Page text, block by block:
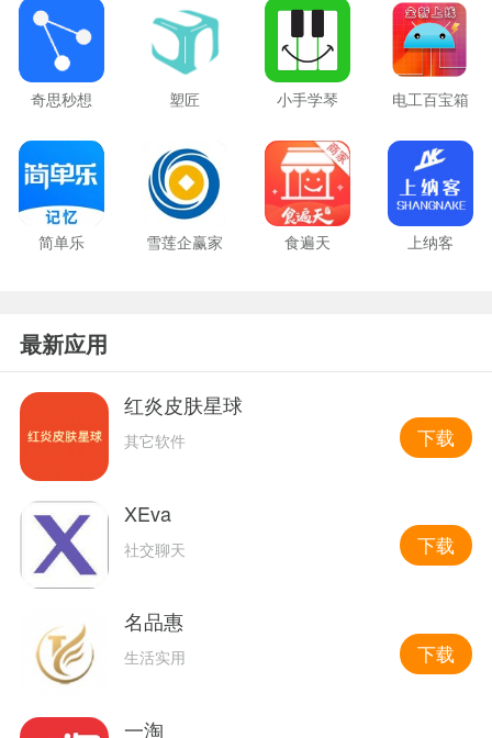
奇思秒想 塑匠 小手学琴 电工百宝箱
简单乐 雪莲企赢家 食遍天 上纳客
最新应用
红炎皮肤星球
其它软件 下载
XEva
社交聊天 下载
名品惠
生活实用 下载
一淘